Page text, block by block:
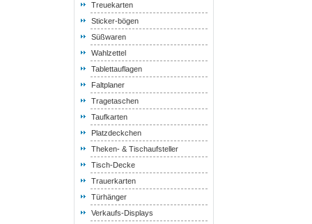
Treuekarten
Sticker-bögen
Süßwaren
Wahlzettel
Tablettauflagen
Faltplaner
Tragetaschen
Taufkarten
Platzdeckchen
Theken- & Tischaufsteller
Tisch-Decke
Trauerkarten
Türhänger
Verkaufs-Displays